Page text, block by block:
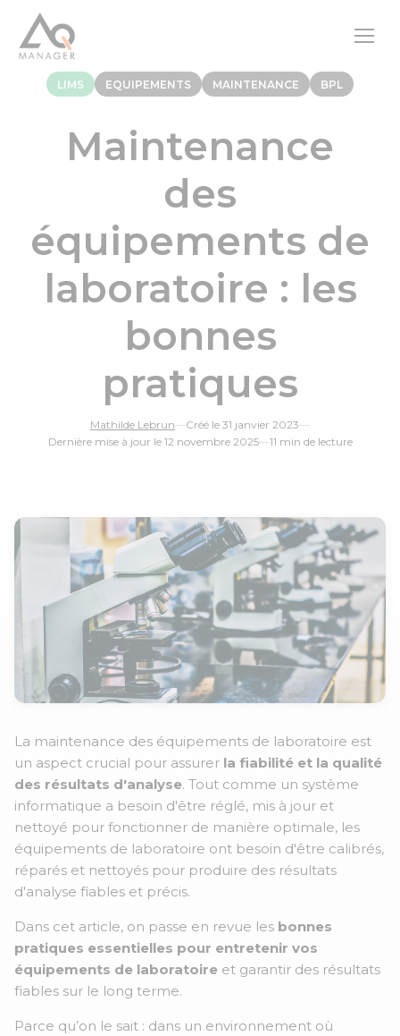
LIMS EQUIPEMENTS MAINTENANCE BPL
Maintenance
des
équipements de
laboratoire : les
bonnes
pratiques
Mathilde Lebrun—Créé le 31 janvier 2023—
Dernière mise à jour le 12 novembre 2025—11 min de lecture
La maintenance des équipements de laboratoire est
un aspect crucial pour assurer la fiabilité et la qualité
des résultats d'analyse. Tout comme un système
informatique a besoin d'être réglé, mis à jour et
nettoyé pour fonctionner de manière optimale, les
équipements de laboratoire ont besoin d'être calibrés,
réparés et nettoyés pour produire des résultats
d'analyse fiables et précis.
Dans cet article, on passe en revue les bonnes
pratiques essentielles pour entretenir vos
équipements de laboratoire et garantir des résultats
fiables sur le long terme.
Parce qu’on le sait : dans un environnement où